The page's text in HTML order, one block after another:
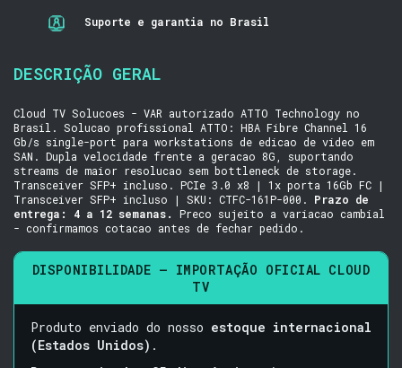
Suporte e garantia no Brasil
DESCRIÇÃO GERAL
Cloud TV Solucoes - VAR autorizado ATTO Technology no
Brasil. Solucao profissional ATTO: HBA Fibre Channel 16
Gb/s single-port para workstations de edicao de video em
SAN. Dupla velocidade frente a geracao 8G, suportando
streams de maior resolucao sem bottleneck de storage.
Transceiver SFP+ incluso. PCIe 3.0 x8 | 1x porta 16Gb FC |
Transceiver SFP+ incluso | SKU: CTFC-161P-000. Prazo de
entrega: 4 a 12 semanas.
Preco sujeito a variacao cambial
- confirmamos cotacao antes de fechar pedido.
DISPONIBILIDADE — IMPORTAÇÃO OFICIAL CLOUD
TV
Produto enviado do nosso estoque internacional
(Estados Unidos) .